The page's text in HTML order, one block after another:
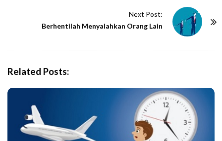
Next Post:
Berhentilah Menyalahkan Orang Lain
Related Posts: